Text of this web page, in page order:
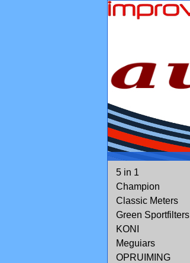
5 in 1
Champion
Classic Meters
Green Sportfilters
KONI
Meguiars
OPRUIMING